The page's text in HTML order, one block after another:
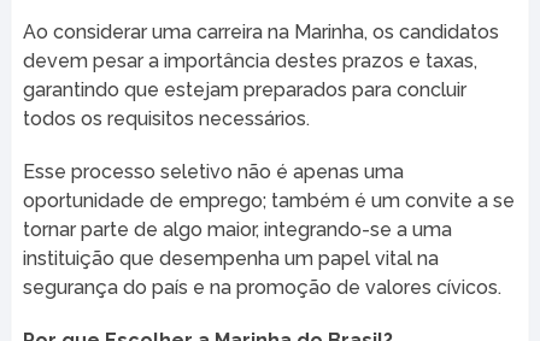
Ao considerar uma carreira na Marinha, os candidatos
devem pesar a importância destes prazos e taxas,
garantindo que estejam preparados para concluir
todos os requisitos necessários.
Esse processo seletivo não é apenas uma
oportunidade de emprego; também é um convite a se
tornar parte de algo maior, integrando-se a uma
instituição que desempenha um papel vital na
segurança do país e na promoção de valores cívicos.